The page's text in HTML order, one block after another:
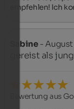
empfehlen! Ich
Sabine- August
gereist als
Bewertung aus